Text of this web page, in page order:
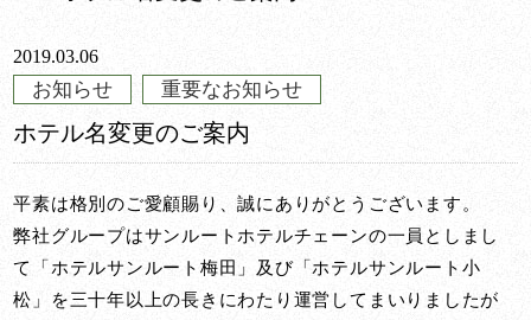
2019.03.06
お知らせ 重要なお知らせ
ホテル名変更のご案内
平素は格別のご愛顧賜り、誠にありがとうございます。
弊社グループはサンルートホテルチェーンの一員としまし
て「ホテルサンルート梅田」及び「ホテルサンルート小
松」を三十年以上の長きにわたり運営してまいりましたが